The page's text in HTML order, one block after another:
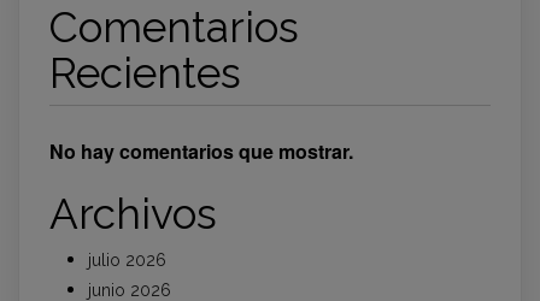
Comentarios
Recientes
No hay comentarios que mostrar.
Archivos
julio 2026
junio 2026